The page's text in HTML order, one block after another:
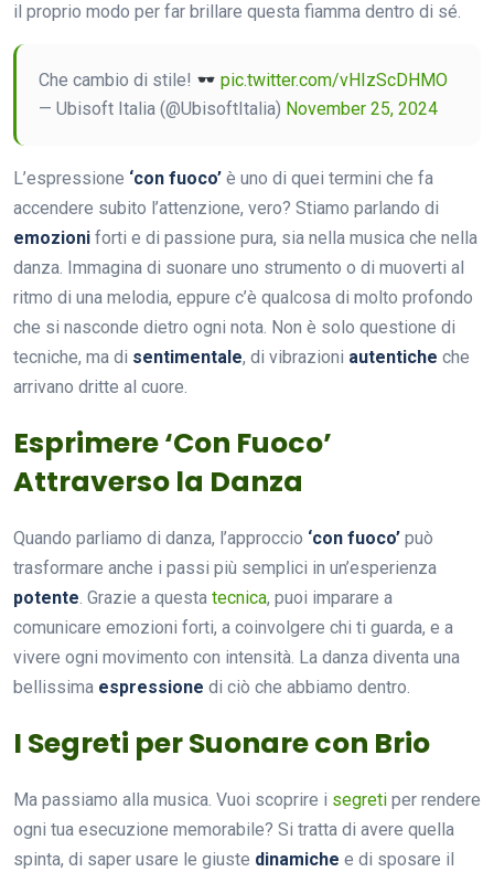
il proprio modo per far brillare questa fiamma dentro di sé.
Che cambio di stile!
pic.twitter.com/vHIzScDHMO
— Ubisoft Italia (@UbisoftItalia) November 25, 2024
L’espressione ‘con fuoco’ è uno di quei termini che fa
accendere subito l’attenzione, vero? Stiamo parlando di
emozioni forti e di passione pura, sia nella musica che nella
danza. Immagina di suonare uno strumento o di muoverti al
ritmo di una melodia, eppure c’è qualcosa di molto profondo
che si nasconde dietro ogni nota. Non è solo questione di
tecniche, ma di sentimentale, di vibrazioni autentiche che
arrivano dritte al cuore.
Esprimere ‘Con Fuoco’
Attraverso la Danza
Quando parliamo di danza, l’approccio ‘con fuoco’ può
trasformare anche i passi più semplici in un’esperienza
potente. Grazie a questa tecnica, puoi imparare a
comunicare emozioni forti, a coinvolgere chi ti guarda, e a
vivere ogni movimento con intensità. La danza diventa una
bellissima espressione di ciò che abbiamo dentro.
I Segreti per Suonare con Brio
Ma passiamo alla musica. Vuoi scoprire i segreti per rendere
ogni tua esecuzione memorabile? Si tratta di avere quella
spinta, di saper usare le giuste dinamiche e di sposare il